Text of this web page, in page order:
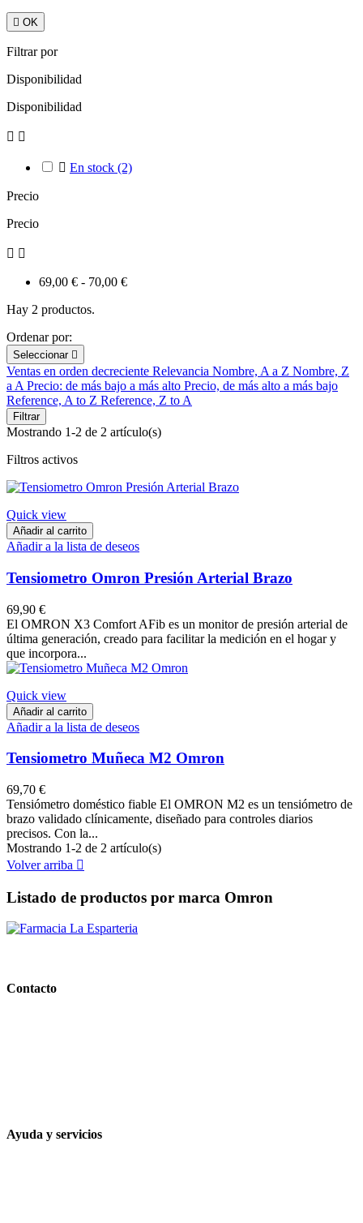
 OK
Filtrar por
Disponibilidad
Disponibilidad
 
 En stock (2)
Precio
Precio
 
69,00 € - 70,00 €
Hay 2 productos.
Ordenar por:
Seleccionar 
Ventas en orden decreciente Relevancia Nombre, A a Z Nombre, Z
a A Precio: de más bajo a más alto Precio, de más alto a más bajo
Reference, A to Z Reference, Z to A
Filtrar
Mostrando 1-2 de 2 artículo(s)
Filtros activos
Quick view
Añadir al carrito
Añadir a la lista de deseos
Tensiometro Omron Presión Arterial Brazo
69,90 €
El OMRON X3 Comfort AFib es un monitor de presión arterial de
última generación, creado para facilitar la medición en el hogar y
que incorpora...
Quick view
Añadir al carrito
Añadir a la lista de deseos
Tensiometro Muñeca M2 Omron
69,70 €
Tensiómetro doméstico fiable El OMRON M2 es un tensiómetro de
brazo validado clínicamente, diseñado para controles diarios
precisos. Con la...
Mostrando 1-2 de 2 artículo(s)
Volver arriba 
Listado de productos por marca Omron
Contacto
Ayuda y servicios